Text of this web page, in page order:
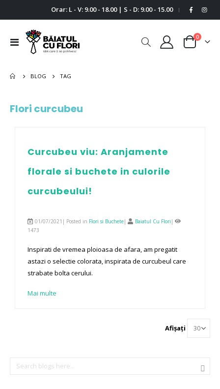
Orar: L - V: 9.00 - 18.00 | S - D: 9.00 - 15.00 |
Comutare
Cart
0
BLOG TAG
Flori curcubeu
Curcubeu viu: Aranjamente
florale si buchete in culorile
curcubeului!
01/07/2021| Posted in Flori si Buchete| Baiatul Cu Flori |
1473
Inspirati de vremea ploioasa de afara, am pregatit
astazi o selectie colorata, inspirata de curcubeul care
strabate bolta cerului.
Mai multe
Afișați